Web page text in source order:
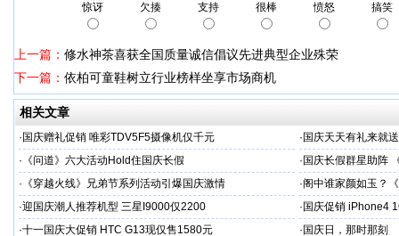
惊讶 欠揍 支持 很棒 愤怒 搞笑
上一篇： 修水神茶喜获全国质量诚信倡议先进典型企业殊荣
下一篇： 依柏可童鞋树立行业榜样坐享市场商机
相关文章
· 国庆赠礼促销 唯彩TDV5F5摄像机仅千元 · 国庆天天有礼来就
· 《问道》六大活动Hold住国庆长假 · 国庆长假群星助阵
· 《穿越火线》兄弟节系列活动引爆国庆激情 ·阁中谁家颜如玉？
·迎国庆潮人推荐机型 三星I9000仅2200 · 国庆促销 iPhone4
·十一国庆大促销 HTC G13现仅售1580元 · 国庆日，那时那刻